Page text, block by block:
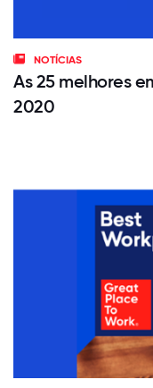
NOTÍCIAS
As 25 melhores
2020